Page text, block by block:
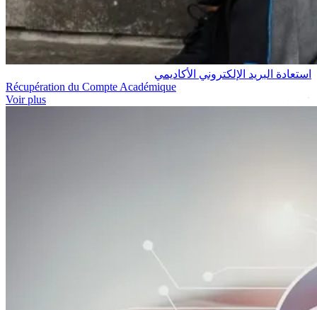
استعادة البريد الإلكتروني الأكاديمي
Récupération du Compte Académique
Voir plus